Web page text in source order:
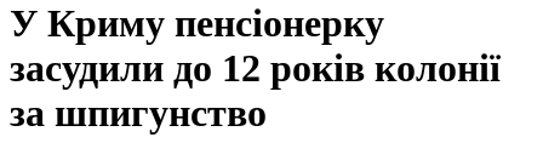
У Криму пенсіонерку
засудили до 12 років колонії
за шпигунство